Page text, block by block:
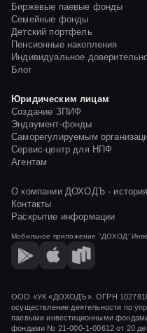
Биржевые паевые фонды
Семейные фонды
Детский портфель
Пенсионные накопления
Индивидуальное
Блог
Юридическим лицам
Создание ЗПИФ
Эндаумент-фонды
Саморегулируемым
Сервис-центр для НПФ
Агентам
О компании ДОХОДЪ -
Контакты
Раскрытие информации
Мобильное приложение "ДОХОД'
ООО «УК «ДОХОДЪ». ОГРН
осуществление деятельности по
паевыми инвестиционными
фондами № 21-000-1-00612 от 20